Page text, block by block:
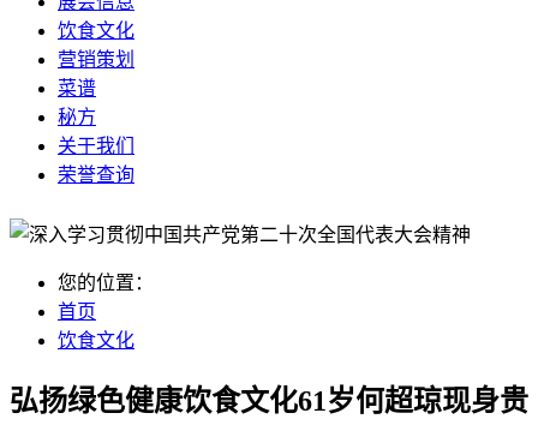
饮食文化
营销策划
菜谱
秘方
关于我们
荣誉查询
您的位置：
首页
饮食文化
弘扬绿色健康饮食文化61岁何超琼现身贵